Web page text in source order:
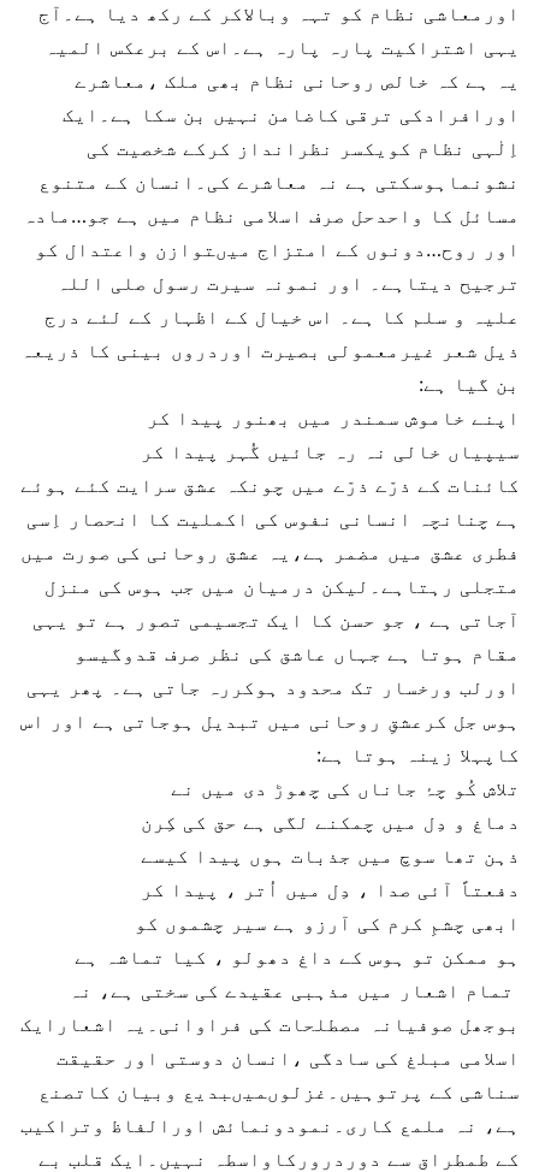
اورمعاشی نظام کو تہہ وبالاکر کے رکھ دیا ہے۔آج
یہی اشتراکیت پارہ پارہ ہے۔اس کے برعکس المیہ
یہ ہے کہ خالص روحانی نظام بھی ملک ،معاشرے
اورافرادکی ترقی کاضامن نہیں بن سکا ہے۔ایک
اِلٰہی نظام کویکسر نظرانداز کرکے شخصیت کی
نشونماہوسکتی ہے نہ معاشرے کی۔انسان کے متنوع
مسائل کا واحدحل صرف اسلامی نظام میں ہے جو…مادہ
اور روح…دونوں کے امتزاج میںتوازن واعتدال کو
ترجیح دیتاہے۔ اور نمونہ سیرت رسول صلی اللہ
علیہ و سلم کا ہے۔ اس خیال کے اظہار کے لئے درج
ذیل شعر غیرمعمولی بصیرت اوردروں بینی کا ذریعہ
بن گیا ہے:
اپنے خاموش سمندر میں بھنور پیدا کر
سیپیاں خالی نہ رہ جائیں گُہر پیدا کر
کائنات کے ذرّے ذرّے میں چونکہ عشق سرایت کئے ہوئے
ہے چنانچہ انسانی نفوس کی اکملیت کا انحصار اِسی
فطری عشق میں مضمر ہے،یہ عشق روحانی کی صورت میں
متجلی رہتاہے۔لیکن درمیان میں جب ہوس کی منزل
آجاتی ہے ، جو حسن کا ایک تجسیمی تصور ہے تو یہی
مقام ہوتا ہے جہاں عاشق کی نظر صرف قدوگیسو
اورلب ورخسار تک محدود ہوکررہ جاتی ہے۔ پھر یہی
ہوس جل کرعشقِ روحانی میں تبدیل ہوجاتی ہے اور اس
کاپہلا زینہ ہوتا ہے:
تلاش کُو چۂ جاناں کی چھوڑ دی میں نے
دماغ و دِل میں چمکنے لگی ہے حق کی کِرن
ذہن تھا سوچ میں جذبات ہوں پیدا کیسے
دفعتاً آئی صدا ، دِل میں اُتر ، پیدا کر
ابھی چشمِ کرم کی آرزو ہے سیر چشموں کو
ہو ممکن تو ہوس کے داغ دھولو ، کیا تماشہ ہے
تمام اشعار میں مذہبی عقیدے کی سختی ہے، نہ
بوجھل صوفیانہ مصطلحات کی فراوانی۔یہ اشعارایک
اسلامی مبلغ کی سادگی ،انسان دوستی اور حقیقت
سناشی کے پرتوہیں۔غزلوںمیںبدیع وبیان کاتصنع
ہے، نہ ملمع کاری۔نمودونمائش اورالفاظ وتراکیب
کے طمطراق سے دوردرورکاواسطہ نہیں۔ایک قلب بے